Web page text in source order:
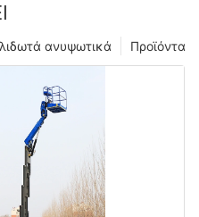
Προϊόντα
ανυψωτικά